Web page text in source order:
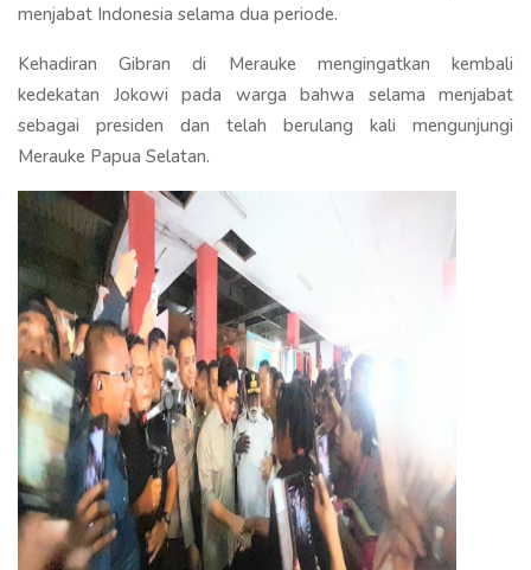
menjabat Indonesia selama dua periode.
Kehadiran Gibran di Merauke mengingatkan kembali
kedekatan Jokowi pada warga bahwa selama menjabat
sebagai presiden dan telah berulang kali mengunjungi
Merauke Papua Selatan.